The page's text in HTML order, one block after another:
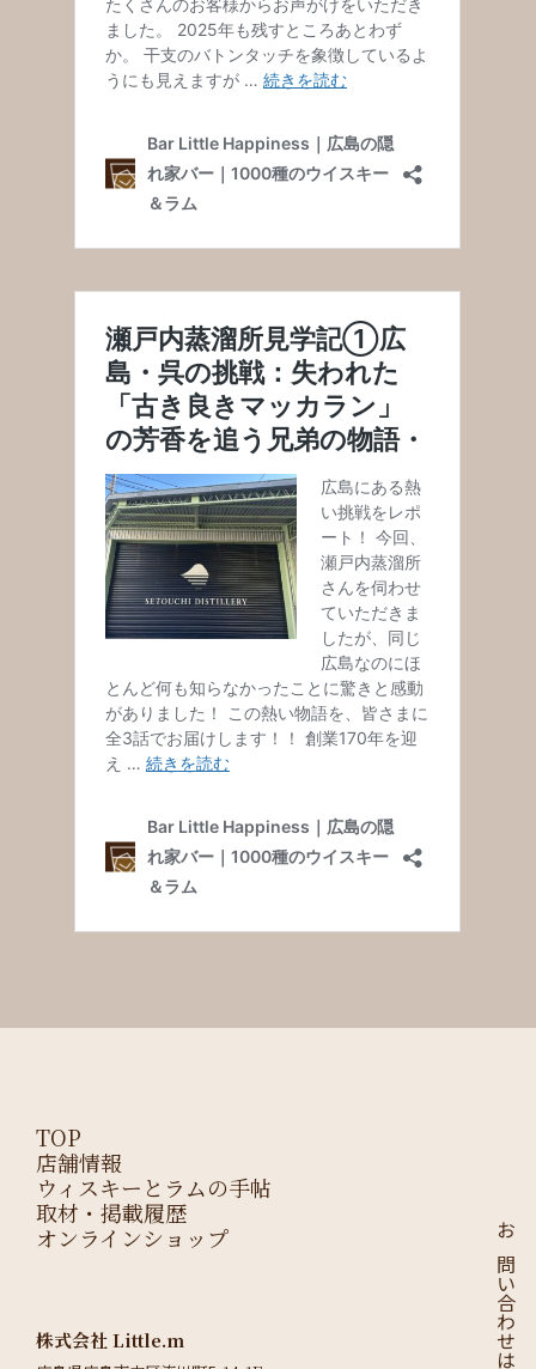
お問い合わせはこちら
TOP
店舗情報
ウィスキーとラムの手帖
取材・掲載履歴
オンラインショップ
株式会社 Little.m